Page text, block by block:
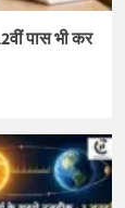
पास भी कर